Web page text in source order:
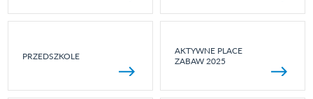
PRZEDSZKOLE
AKTYWNE PLACE
ZABAW 2025